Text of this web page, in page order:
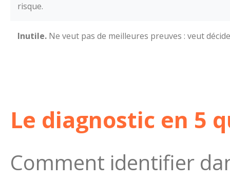
risque.
Inutile. Ne veut pas de meilleures preuves : veut
Le diagnostic en 5
Comment identifier